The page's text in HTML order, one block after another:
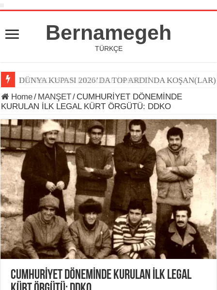
Bernamegeh
TÜRKÇE
DÜNYA KUPASI 2026’DA TOP ARDINDA
Home/ MANŞET/ CUMHURİYET DÖNEMİNDE
KURULAN İLK LEGAL KÜRT ÖRGÜTÜ: DDKO
CUMHURİYET DÖNEMİNDE KURULAN İLK LEGAL